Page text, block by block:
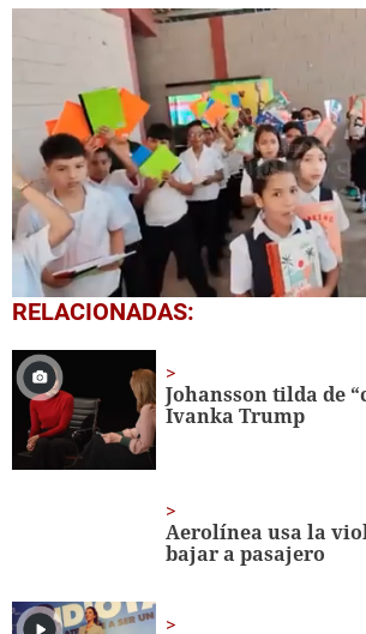
0
seconds
1
minute,
56
seconds
RELACIONADAS:
Johansson tilda de
Ivanka Trump
Aerolínea usa la
bajar a pasajero